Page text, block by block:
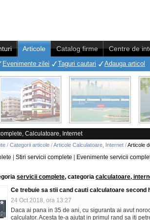
Articole Catalog firme Centre de
Evenimente zilei Taguri cautari Adauga articol
Calculatoare, Internet
/ Categorii articole /Articole Calculatoare, Internet /Articole
Stiri servicii complete Evenimente servicii
servicii complete, categoria calculatoare,
Ce trebuie sa stii cand cauti calculatoare second
24 Oct 2018, ora 13:27
Daca ai pana in 35 de ani, cu siguranta ai avut
calculator. Acesta te-a ajutat in primul rand sa iti